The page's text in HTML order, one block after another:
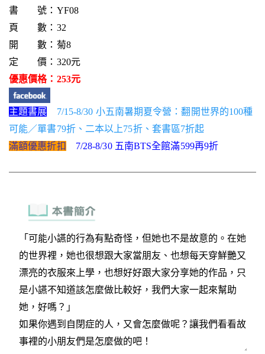
書 號：YF08
頁 數：32
開 數：菊8
定 價：320元
優惠價格：253元
主題書展
7/15-8/30 小五南暑期夏令營：翻開世界的100種
可能／單書79折、二本以上75折、套書區7折起
滿額優惠折扣
7/28-8/30 五南BTS全館滿599再9折